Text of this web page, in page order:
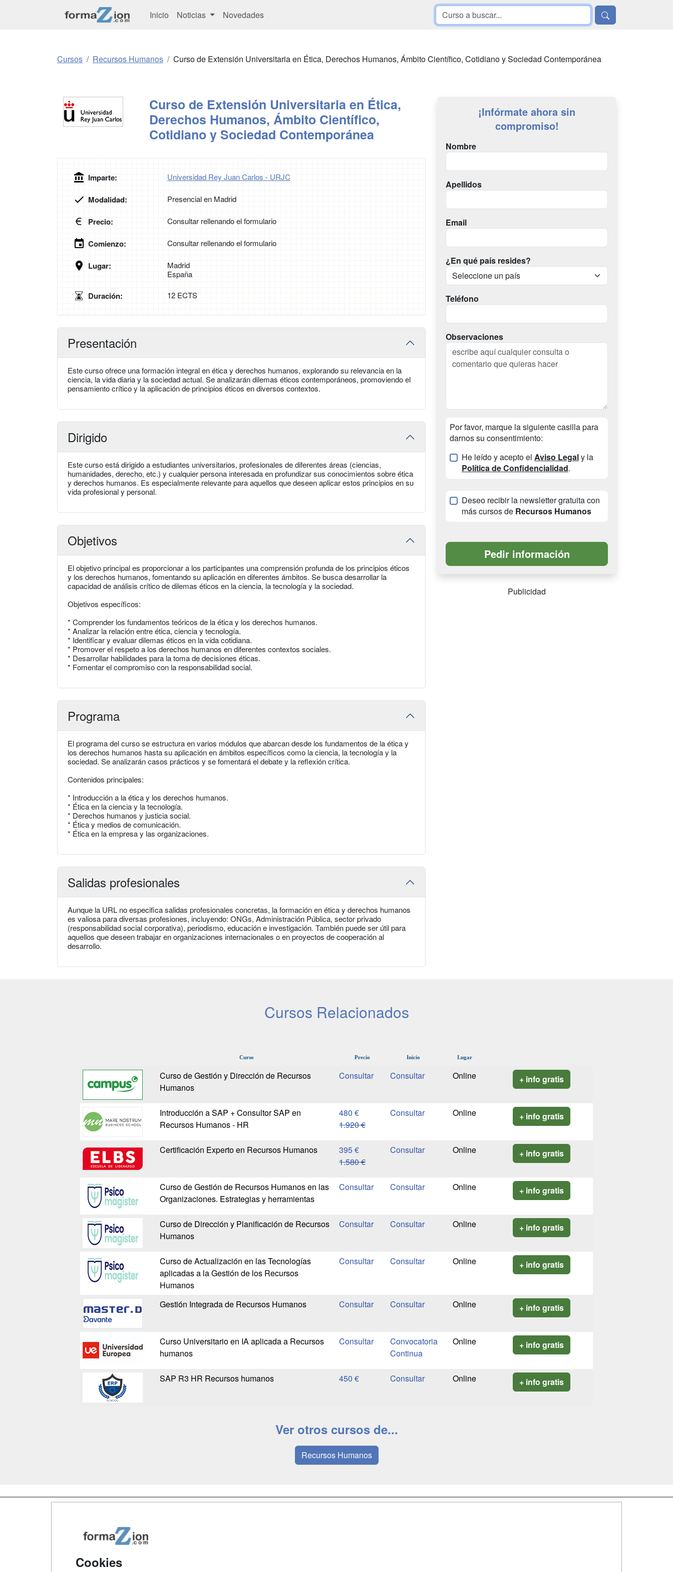
Inicio Noticias Novedades
Cursos Recursos Humanos Curso de Extensión Universitaria en Ética, Derechos Humanos, Ámbito Científico, Cotidiano y Sociedad Contemporánea
Curso de Extensión Universitaria en Ética,
Derechos Humanos, Ámbito Científico,
Cotidiano y Sociedad Contemporánea
Imparte: Universidad Rey Juan Carlos - URJC
Modalidad: Presencial en Madrid
Precio: Consultar rellenando el formulario
Comienzo: Consultar rellenando el formulario
Lugar:
Madrid
España
Duración: 12 ECTS
Presentación
Este curso ofrece una formación integral en ética y derechos humanos, explorando su relevancia en la
ciencia, la vida diaria y la sociedad actual. Se analizarán dilemas éticos contemporáneos, promoviendo el
pensamiento crítico y la aplicación de principios éticos en diversos contextos.
Dirigido
Este curso está dirigido a estudiantes universitarios, profesionales de diferentes áreas (ciencias,
humanidades, derecho, etc.) y cualquier persona interesada en profundizar sus conocimientos sobre ética
y derechos humanos. Es especialmente relevante para aquellos que deseen aplicar estos principios en su
vida profesional y personal.
Objetivos
El objetivo principal es proporcionar a los participantes una comprensión profunda de los principios éticos
y los derechos humanos, fomentando su aplicación en diferentes ámbitos. Se busca desarrollar la
capacidad de análisis crítico de dilemas éticos en la ciencia, la tecnología y la sociedad.
Objetivos específicos:
* Comprender los fundamentos teóricos de la ética y los derechos humanos.
* Analizar la relación entre ética, ciencia y tecnología.
* Identificar y evaluar dilemas éticos en la vida cotidiana.
* Promover el respeto a los derechos humanos en diferentes contextos sociales.
* Desarrollar habilidades para la toma de decisiones éticas.
* Fomentar el compromiso con la responsabilidad social.
Programa
El programa del curso se estructura en varios módulos que abarcan desde los fundamentos de la ética y
los derechos humanos hasta su aplicación en ámbitos específicos como la ciencia, la tecnología y la
sociedad. Se analizarán casos prácticos y se fomentará el debate y la reflexión crítica.
Contenidos principales:
* Introducción a la ética y los derechos humanos.
* Ética en la ciencia y la tecnología.
* Derechos humanos y justicia social.
* Ética y medios de comunicación.
* Ética en la empresa y las organizaciones.
Salidas profesionales
Aunque la URL no especifica salidas profesionales concretas, la formación en ética y derechos humanos
es valiosa para diversas profesiones, incluyendo: ONGs, Administración Pública, sector privado
(responsabilidad social corporativa), periodismo, educación e investigación. También puede ser útil para
aquellos que deseen trabajar en organizaciones internacionales o en proyectos de cooperación al
desarrollo.
¡Infórmate ahora sin
compromiso!
Nombre
Apellidos
Email
¿En qué país resides?
Teléfono
Observaciones
Por favor, marque la siguiente casilla para
darnos su consentimiento:
He leído y acepto el Aviso Legaly la
Política de Confidencialidad.
Deseo recibir la newsletter gratuita con
más cursos de Recursos Humanos
Publicidad
Cursos Relacionados
Curso Precio Inicio Lugar
Curso de Gestión y Dirección de Recursos
Humanos
Online + info gratis
Introducción a SAP + Consultor SAP en
Recursos Humanos - HR
480 €
1.920 €
Online + info gratis
Certificación Experto en Recursos Humanos
395 €
1.580 €
Online + info gratis
Curso de Gestión de Recursos Humanos en las
Organizaciones. Estrategias y herramientas
Online + info gratis
Curso de Dirección y Planificación de Recursos
Humanos
Online + info gratis
Curso de Actualización en las Tecnologías
aplicadas a la Gestión de los Recursos
Humanos
Online + info gratis
Gestión Integrada de Recursos Humanos Online + info gratis
Curso Universitario en IA aplicada a Recursos
humanos
Convocatoria
Continua
Online + info gratis
SAP R3 HR Recursos humanos 450 € Online + info gratis
Ver otros cursos de...
Recursos Humanos
Cookies